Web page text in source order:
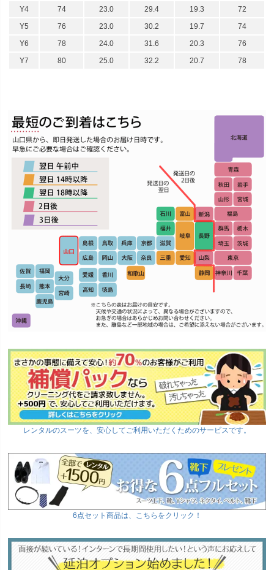
Y4 74 23.0 29.4 19.3
72
Y5
76 23.0 30.2 19.7
74
Y6
78 24.0 31.6 20.3
76
Y7
80 25.0 32.2 20.7 78
レンタルのスーツを、安心してご利用いただくためのサービスです。
6点セット商品は、こちらをクリック！